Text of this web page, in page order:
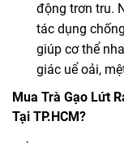
động trơn tru.
tác dụng
giúp cơ thể
giác uể oải,
Mua Trà Gạo Lứt
Tại TP.HCM?